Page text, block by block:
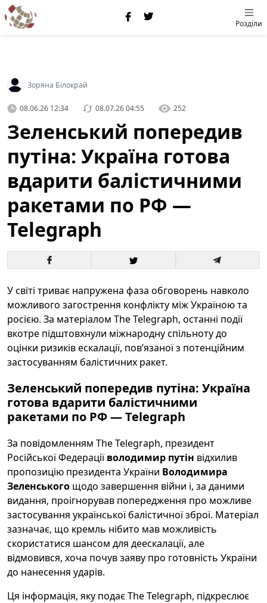
Розділи
Зоряна Білокрай
08.06.26 12:34 08.07.26 04:55 252
Зеленський попередив
путіна: Україна готова
вдарити балістичними
ракетами по РФ —
Telegraph
У світі триває напружена фаза обговорень навколо
можливого загострення конфлікту між Україною та
росією. За матеріалом The Telegraph, останні події
вкотре підштовхнули міжнародну спільноту до
оцінки ризиків ескалації, пов’язаної з потенційним
застосуванням балістичних ракет.
Зеленський попередив путіна: Україна
готова вдарити балістичними
ракетами по РФ — Telegraph
За повідомленням The Telegraph, президент
Російської Федераціїволодимир путін відхилив
пропозицію президента України Володимира
Зеленського щодо завершення війни і, за даними
видання, проігнорував попередження про можливе
застосування української балістичної зброї. Матеріал
зазначає, що кремль нібито мав можливість
скористатися шансом для деескалації, але
відмовився, хоча почув заяву про готовність України
до нанесення ударів.
Ця інформація, яку подає The Telegraph, підкреслює